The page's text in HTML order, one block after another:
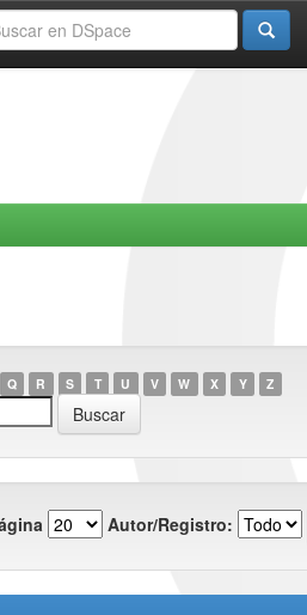
Q R S T U V W X Y Z
Autor/Registro: